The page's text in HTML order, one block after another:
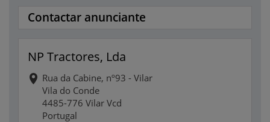
Contactar anunciante
NP Tractores, Lda
Rua da Cabine, nº93 - Vilar
Vila do Conde
4485-776 Vilar Vcd
Portugal